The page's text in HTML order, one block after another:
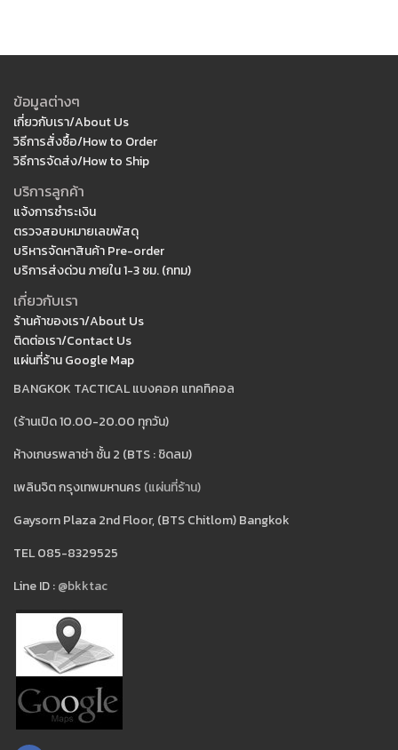
ข้อมูลต่างๆ
เกี่ยวกับเรา/About Us
วิธีการสั่งซื้อ/How to Order
วิธีการจัดส่ง/How to Ship
บริการลูกค้า
แจ้งการชำระเงิน
ตรวจสอบหมายเลขพัสดุ
บริหารจัดหาสินค้า Pre-order
บริการส่งด่วน ภายใน 1-3 ชม. (กทม)
เกี่ยวกับเรา
ร้านค้าของเรา/About Us
ติดต่อเรา/Contact Us
แผ่นที่ร้าน Google Map
BANGKOK TACTICAL แบงคอค แทคทิคอล
(ร้านเปิด 10.00-20.00 ทุกวัน)
ห้างเกษรพลาซ่า ชั้น 2 (BTS : ชิดลม)
เพลินจิต กรุงเทพมหานคร (แผ่นที่ร้าน)
Gaysorn Plaza 2nd Floor, (BTS Chitlom) Bangkok
TEL 085-8329525
Line ID :@bkktac